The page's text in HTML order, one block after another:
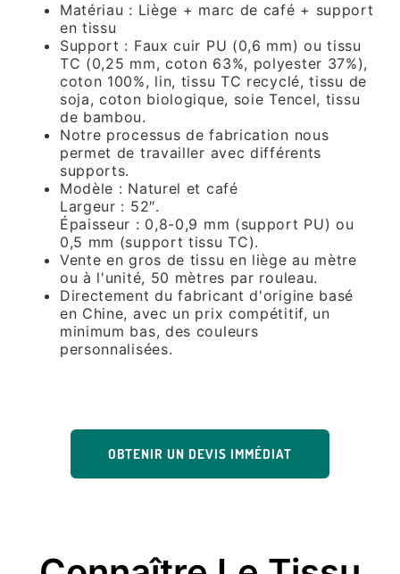
Matériau : Liège + marc de café + support
en tissu
Support : Faux cuir PU (0,6 mm) ou tissu
TC (0,25 mm, coton 63%, polyester 37%),
coton 100%, lin, tissu TC recyclé, tissu de
soja, coton biologique, soie Tencel, tissu
de bambou.
Notre processus de fabrication nous
permet de travailler avec différents
supports.
Modèle : Naturel et café
Largeur : 52″.
Épaisseur : 0,8-0,9 mm (support PU) ou
0,5 mm (support tissu TC).
Vente en gros de tissu en liège au mètre
ou à l'unité, 50 mètres par rouleau.
Directement du fabricant d'origine basé
en Chine, avec un prix compétitif, un
minimum bas, des couleurs
personnalisées.
OBTENIR UN DEVIS IMMÉDIAT